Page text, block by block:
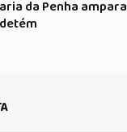
da Penha ampara